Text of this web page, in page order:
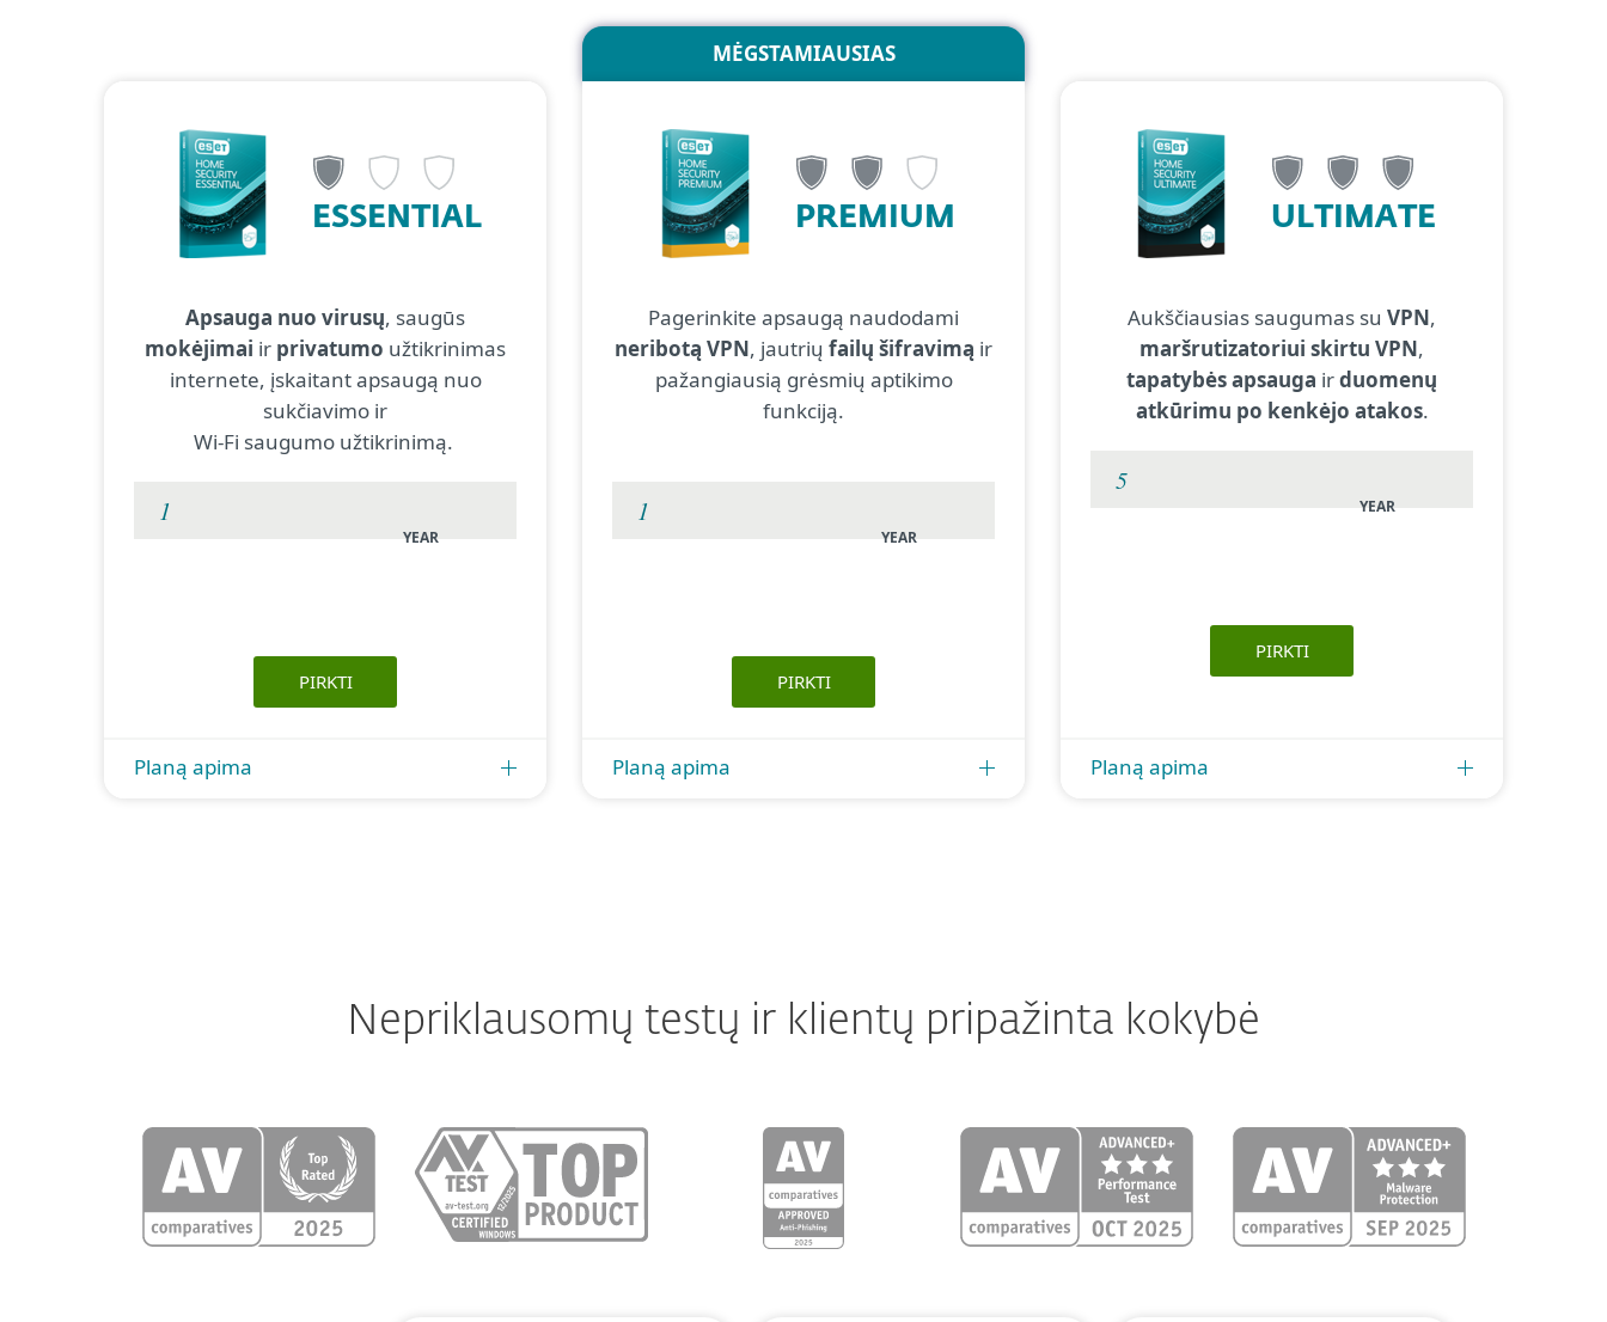
ESSENTIAL
Apsauga nuo virusų, saugūs
mokėjimai ir privatumo užtikrinimas
internete, įskaitant apsaugą nuo
sukčiavimo ir
Wi-Fi saugumo užtikrinimą.
YEAR
PIRKTI
Planą apima
MĖGSTAMIAUSIAS
PREMIUM
Pagerinkite apsaugą naudodami
neribotą VPN, jautrių failų šifravimą ir
pažangiausią grėsmių aptikimo
funkciją.
YEAR
PIRKTI
Planą apima
ULTIMATE
Aukščiausias saugumas su VPN,
maršrutizatoriui skirtu VPN,
tapatybės apsauga irduomenų
atkūrimu po kenkėjo atakos.
YEAR
PIRKTI
Planą apima
Nepriklausomų testų ir klientų pripažinta kokybė